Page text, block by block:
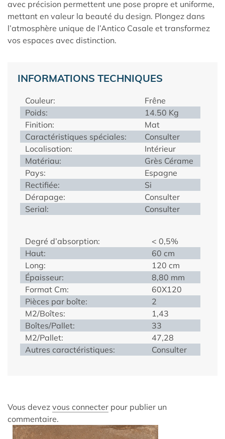
avec précision permettent une pose propre et uniforme,
mettant en valeur la beauté du design. Plongez dans
l’atmosphère unique de l’Antico Casale et transformez
vos espaces avec distinction.
INFORMATIONS TECHNIQUES
Couleur:
Frêne
Poids:
14.50 Kg
Finition:
Mat
Caractéristiques spéciales:
Consulter
Localisation:
Intérieur
Matériau:
Grès Cérame
Pays:
Espagne
Rectifiée:
Si
Dérapage:
Consulter
Serial:
Consulter
Degré d’absorption:
< 0,5%
Haut:
60 cm
Long:
120 cm
Épaisseur:
8,80 mm
Format Cm:
60X120
Pièces par boîte:
2
M2/Boîtes:
1,43
Boîtes/Pallet:
33
M2/Pallet:
47,28
Autres caractéristiques:
Consulter
Vous devez vous connecter pour publier un
commentaire.